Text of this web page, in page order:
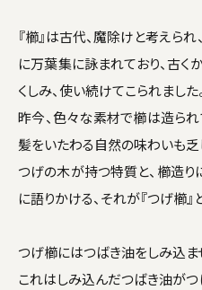
『櫛』は古代、魔除けと考えら
に万葉集に詠まれており、古
くしみ、使い続けてこられました
昨今、色々な素材で櫛は造られ
髪をいたわる自然の味わいも乏
つげの木が持つ特質と、櫛造
に語りかける、それが『つげ櫛』
つげ櫛にはつばき油をしみ込ま
これはしみ込んだつばき油が